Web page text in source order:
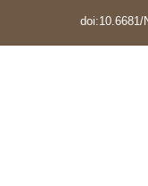
doi:10.6681/